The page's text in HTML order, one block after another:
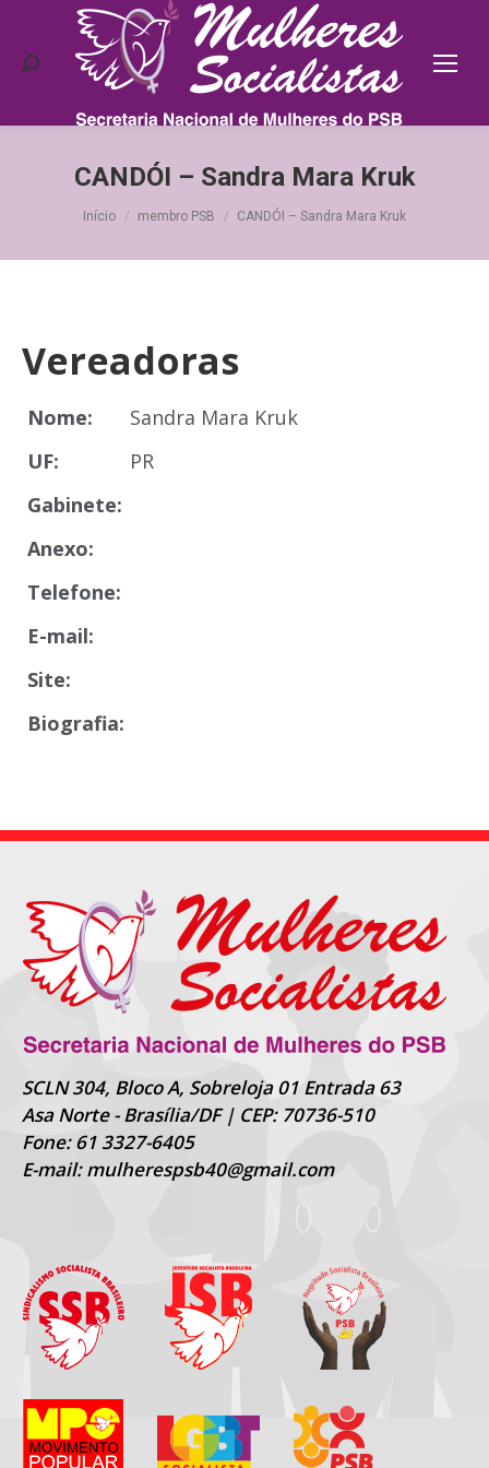
Search:
CANDÓI – Sandra Mara Kruk
Você está aqui:
Início membro PSB CANDÓI – Sandra Mara Kruk
Vereadoras
Nome:
Sandra Mara Kruk
UF:
PR
Gabinete:
Anexo:
Telefone:
E-mail:
Site:
Biografia:
SCLN 304, Bloco A, Sobreloja 01 Entrada 63
Asa Norte - Brasília/DF | CEP: 70736-510
Fone: 61 3327-6405
E-mail: mulherespsb40@gmail.com